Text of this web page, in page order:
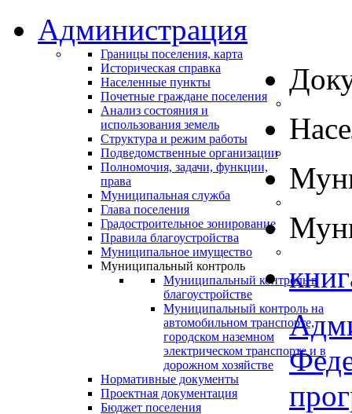
Администрация
Границы поселения, карта
Историческая справка
Населенные пункты
Почетные граждане поселения
Анализ состояния и
использования земель
Структура и режим работы
Подведомственные организации
Полномочия, задачи, функции,
права
Муниципальная служба
Глава поселения
Градостроительное зонирование
Правила благоустройства
Муниципальное имущество
Муниципальный контроль
Муниципальный контроль в
благоустройстве
Муниципальный контроль на
автомобильном транспорте,
городском наземном
электрическом транспорте и в
дорожном хозяйстве
Нормативные документы
Проектная документация
Бюджет поселения